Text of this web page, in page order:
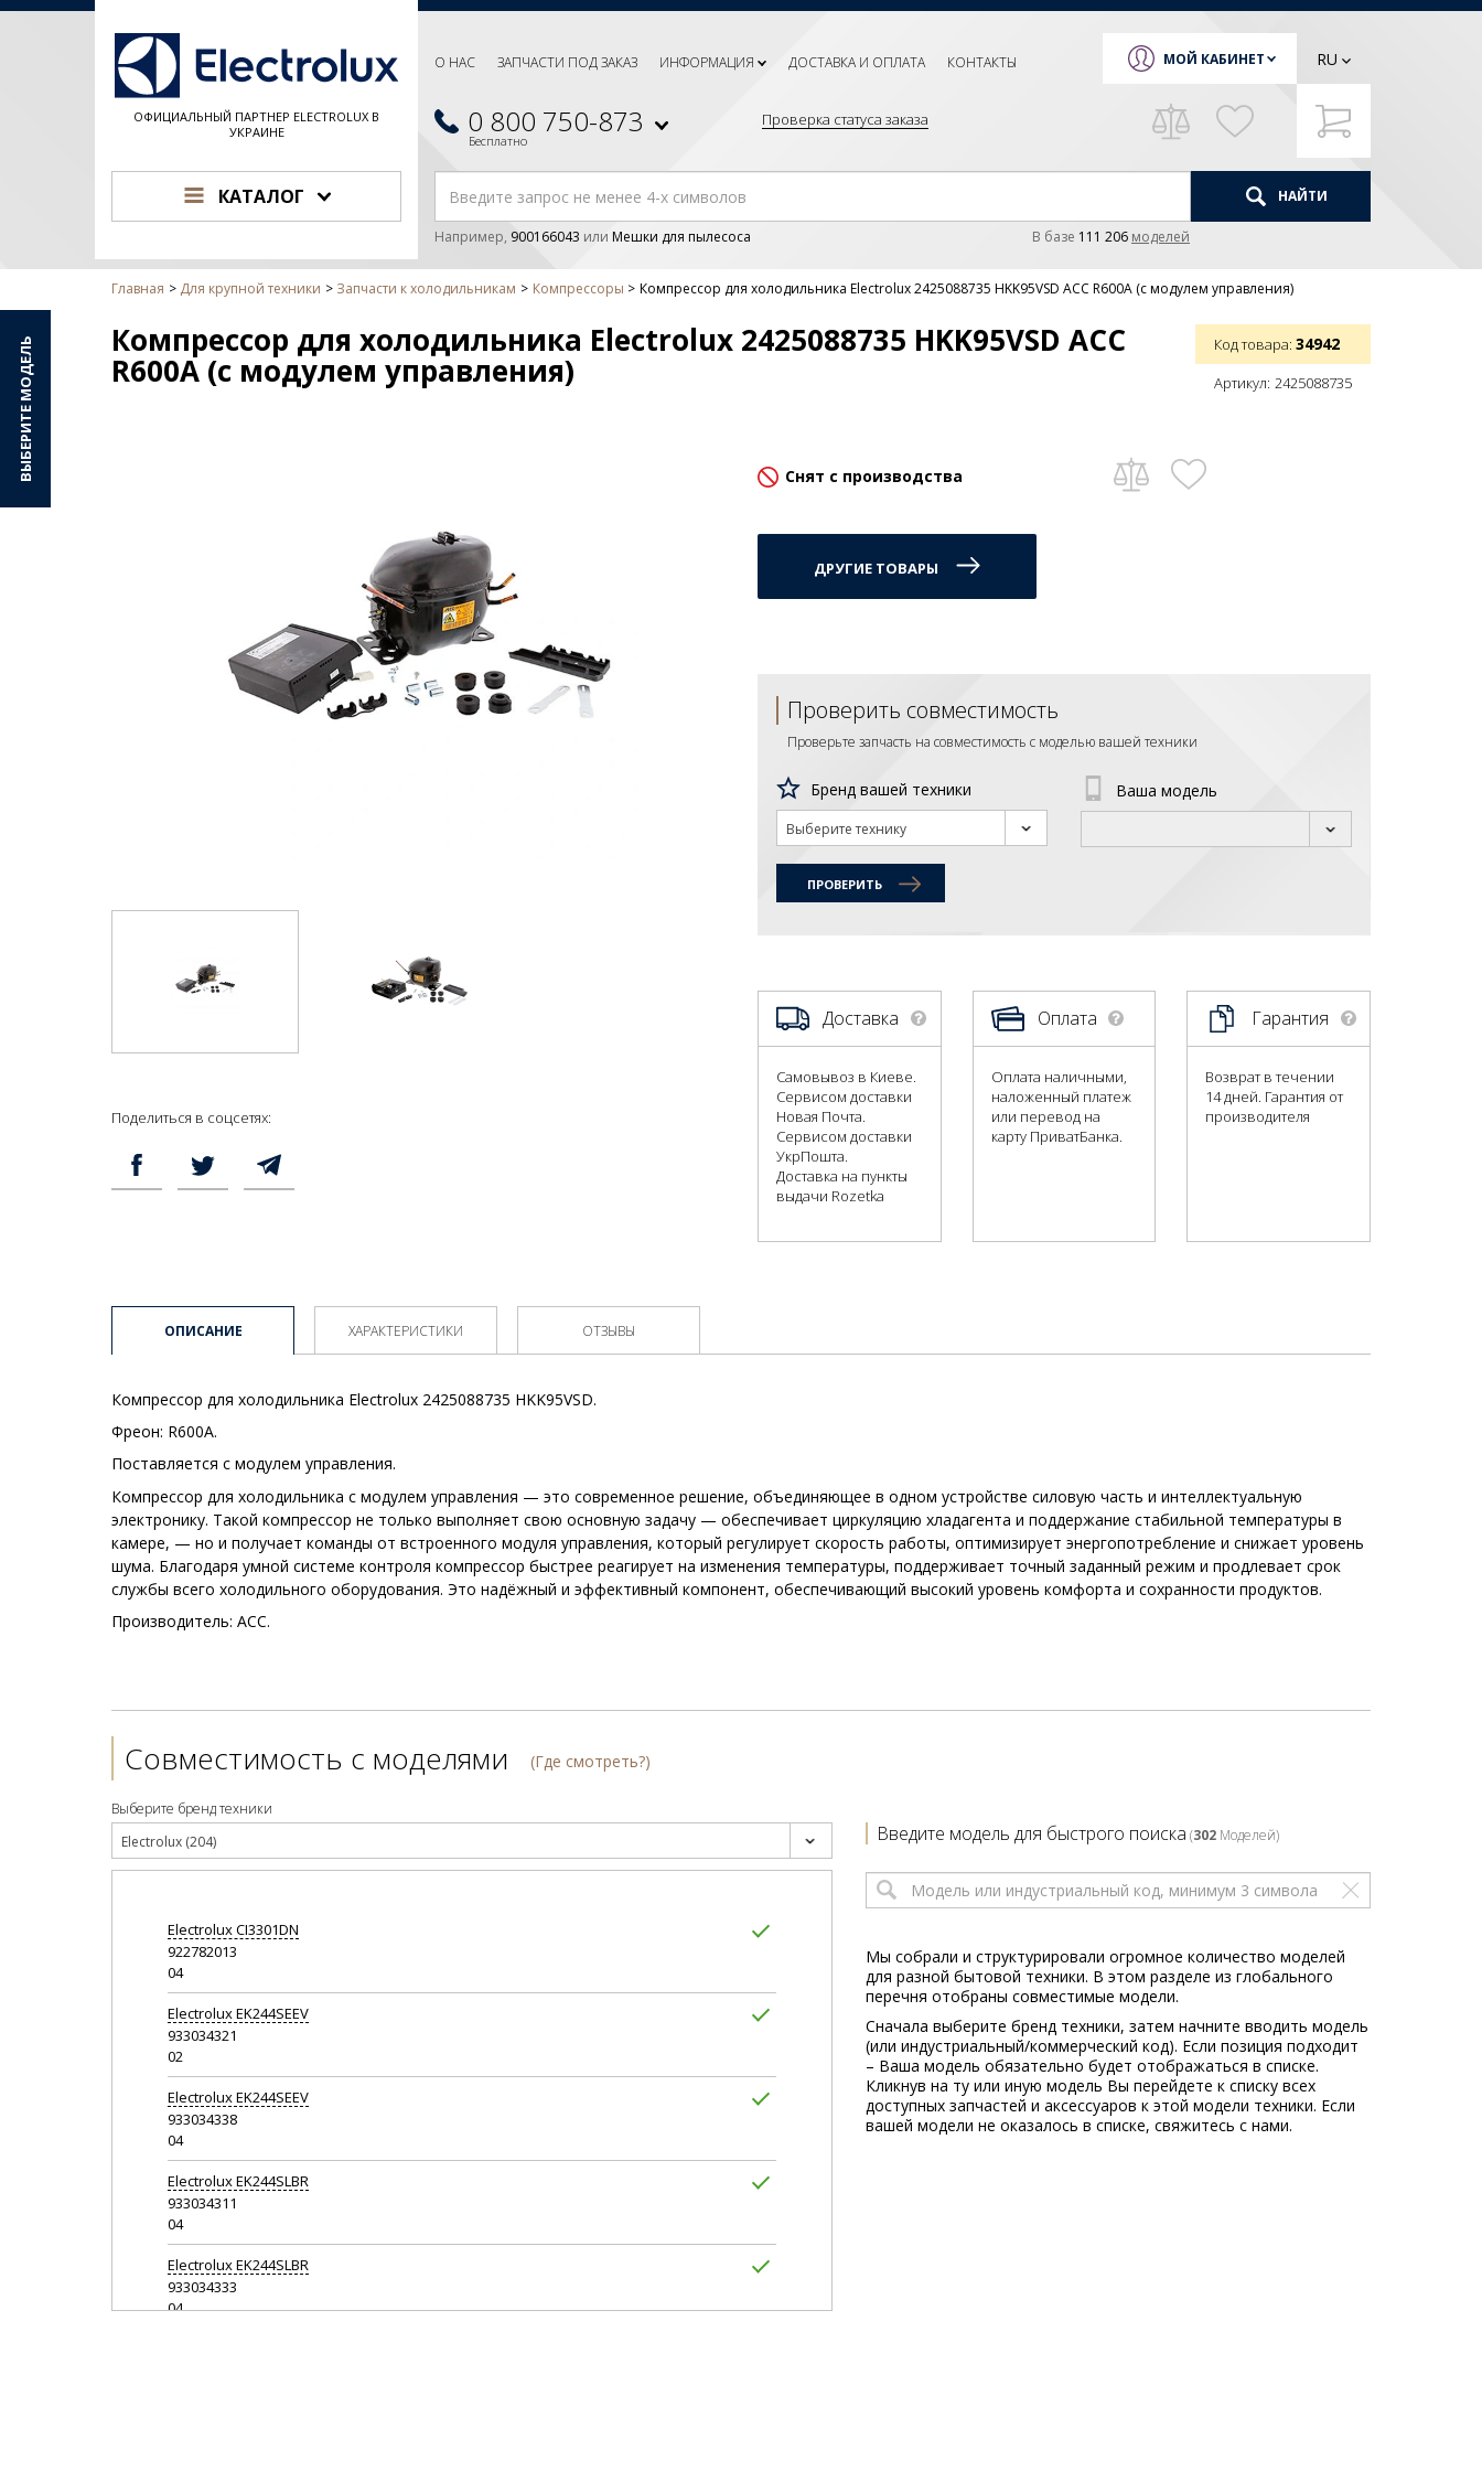
ОФИЦИАЛЬНЫЙ ПАРТНЕР ELECTROLUX В
УКРАИНЕ
О НАС ЗАПЧАСТИ ПОД ЗАКАЗ ИНФОРМАЦИЯ ДОСТАВКА И ОПЛАТА КОНТАКТЫ
0 800 750-873
Бесплатно
Проверка статуса заказа
МОЙ КАБИНЕТ RU
КАТАЛОГ НАЙТИ
Например, 900166043 или Мешки для пылесоса В базе 111 206 моделей
Главная Для крупной техники Запчасти к холодильникам Компрессоры Компрессор для холодильника Electrolux 2425088735 HKK95VSD ACC R600A (с модулем управления)
Компрессор для холодильника Electrolux 2425088735 HKK95VSD ACC
R600A (с модулем управления)
Код товара: 34942
Артикул: 2425088735
Поделиться в соцсетях:
Снят с производства
ДРУГИЕ ТОВАРЫ
Проверить совместимость
Проверьте запчасть на совместимость с моделью вашей техники
Бренд вашей техники
Выберите технику
Ваша модель
ПРОВЕРИТЬ
Доставка
Самовывоз в Киеве.
Сервисом доставки
Новая Почта.
Сервисом доставки
УкрПошта.
Доставка на пункты
выдачи Rozetka
Оплата
Оплата наличными,
наложенный платеж
или перевод на
карту ПриватБанка.
Гарантия
Возврат в течении
14 дней. Гарантия от
производителя
ОПИСАНИЕ
Компрессор для холодильника Electrolux 2425088735 HKK95VSD.
Фреон: R600A.
Поставляется с модулем управления.
Компрессор для холодильника с модулем управления — это современное решение, объединяющее в одном устройстве силовую часть и интеллектуальную
электронику. Такой компрессор не только выполняет свою основную задачу — обеспечивает циркуляцию хладагента и поддержание стабильной температуры в
камере, — но и получает команды от встроенного модуля управления, который регулирует скорость работы, оптимизирует энергопотребление и снижает уровень
шума. Благодаря умной системе контроля компрессор быстрее реагирует на изменения температуры, поддерживает точный заданный режим и продлевает срок
службы всего холодильного оборудования. Это надёжный и эффективный компонент, обеспечивающий высокий уровень комфорта и сохранности продуктов.
Производитель: ACC.
ХАРАКТЕРИСТИКИ ОТЗЫВЫ
Совместимость с моделями (Где смотреть?)
Выберите бренд техники
Electrolux (204)
ElectroluxCI3301DN
922782013
04
ElectroluxEK244SEEV
933034321
02
ElectroluxEK244SEEV
933034338
04
ElectroluxEK244SLBR
933034311
04
ElectroluxEK244SLBR
933034333
04
Введите модель для быстрого поиска (302Моделей)
Мы собрали и структурировали огромное количество моделей
для разной бытовой техники. В этом разделе из глобального
перечня отобраны совместимые модели.
Сначала выберите бренд техники, затем начните вводить модель
(или индустриальный/коммерческий код). Если позиция подходит
– Ваша модель обязательно будет отображаться в списке.
Кликнув на ту или иную модель Вы перейдете к списку всех
доступных запчастей и аксессуаров к этой модели техники. Если
вашей модели не оказалось в списке, свяжитесь с нами.
ВЫБЕРИТЕ МОДЕЛЬ